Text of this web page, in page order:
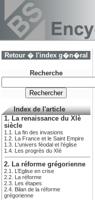
Retour � l'index g�n�ral
Recherche
Index de l'article
1. La renaissance du XIè
siècle
1.1. La fin des invasions
1.2. La France et le Saint Empire
1.3. L'univers féodal et l’église
1.4. Les progrès du XIè
2. La réforme grégorienne
2.1. L’Eglise en crise
2.2. La réforme
2.3. Les étapes
2.4. Bilan de la réforme
grégorienne